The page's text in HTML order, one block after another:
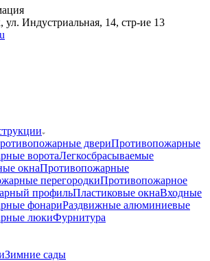
ул. Индустриальная, 14, стр-ие 13
двериПротивопожарные
воротаЛегкосбрасываемые
окнаПротивопожарные
перегородкиПротивопожарное
профильПластиковые окнаВходные
фонариРаздвижные алюминиевые
люкиФурнитура
Зимние сады